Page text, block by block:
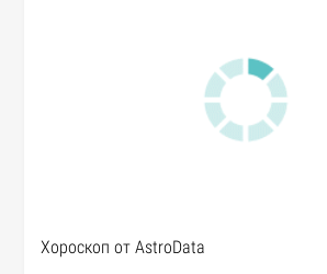
Хороскоп от AstroData